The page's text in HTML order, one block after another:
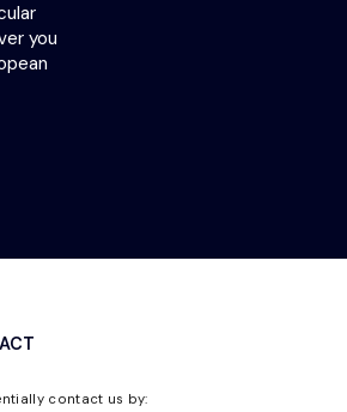
you
contact us by: